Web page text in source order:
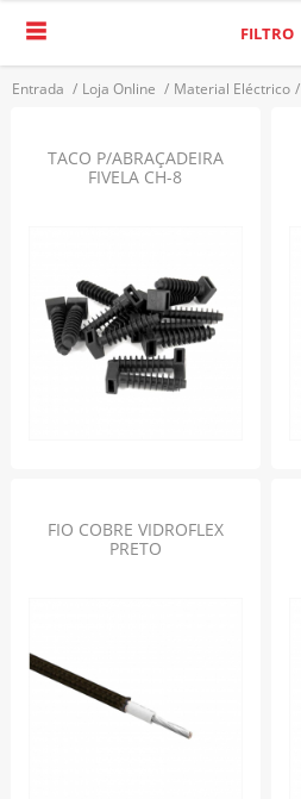
Entrada / Loja Online / Material Eléctrico /
FILTRO
TACO P/ABRAÇADEIRA
FIVELA CH-8
FIO COBRE VIDROFLEX
PRETO